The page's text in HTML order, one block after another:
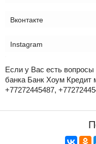
Вконтакте
Instagram
Если у Вас есть
банка Банк Хоум Кредит
+77272445487,